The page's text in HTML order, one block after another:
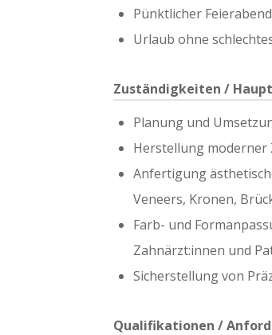
Pünktlicher
Urlaub ohne
Zuständigkeiten /
Planung und
Herstellung moderner
Anfertigung
Veneers, Kronen,
Farb- und
Zahnärzt:innen und
Sicherstellung von
Qualifikationen /